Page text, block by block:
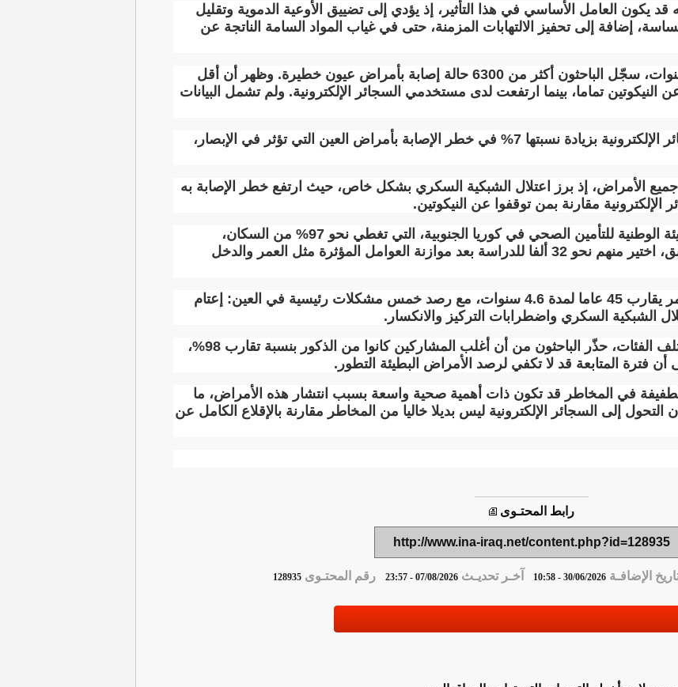
قد يكون العامل الأساسي في هذا التأثير، إذ يؤدي إلى تضييق الأوعية الدموية وتقليل
إضافة إلى تحفيز الالتهابات المزمنة، حتى في غياب المواد السامة الناتجة عن
وخلال فترة متابعة امتدت لنحو 4.6 سنوات، سجّل الباحثون أكثر من 6300 حالة إصابة بأمراض عيون خطيرة. وظهر أن أقل
النيكوتين تماما، بينما ارتفعت لدى مستخدمي السجائر الإلكترونية. ولم تشمل البيانات
وبشكل عام، ارتبط التحول إلى السجائر الإلكترونية بزيادة نسبتها 7% في خطر الإصابة بأمراض العين التي تؤثر في الإبصار،
جميع الأمراض، إذ برز اعتلال الشبكية السكري بشكل خاص، حيث ارتفع خطر الإصابة به
.
واعتمدت الدراسة على بيانات من الهيئة الوطنية للتأمين الصحي في كوريا الجنوبية، التي تغطي نحو 97% من السكان،
وشملت أكثر من 179 ألف مدخن سابق، اختير منهم نحو 32 ألفا للدراسة بعد موازنة العوامل المؤثرة مثل العمر والدخل
وتابع الباحثون المشاركين بمتوسط عمر يقارب 45 عاما لمدة 4.6 سنوات، مع رصد خمس مشكلات رئيسية في العين: إعتام
الشبكية السكري واضطرابات التركيز والانكسار .
ورغم أن النتائج بقيت متسقة عبر مختلف الفئات، حذّر الباحثون من أن أغلب المشاركين كانوا من الذكور بنسبة تقارب 98%،
أن فترة المتابعة قد لا تكفي لرصد الأمراض البطيئة التطور .
في المخاطر قد تكون ذات أهمية صحية واسعة بسبب انتشار هذه الأمراض، ما
إلى السجائر الإلكترونية ليس بديلا خاليا من المخاطر مقارنة بالإقلاع الكامل عن
رابط المحتـوى
http://www.ina-iraq.net/content.php?id=128935
الإضافـة30/06/2026 - 10:58 آخـر تحديـث07/08/2026 - 23:57 رقم المحتـوى128935